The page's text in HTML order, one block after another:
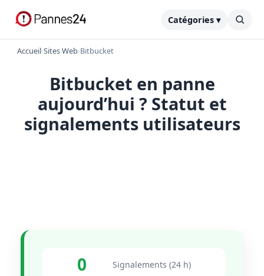
Catégories ▾
Accueil›Sites Web›Bitbucket
Bitbucket en panne
aujourd’hui ? Statut et
signalements utilisateurs
0 Signalements (24 h)